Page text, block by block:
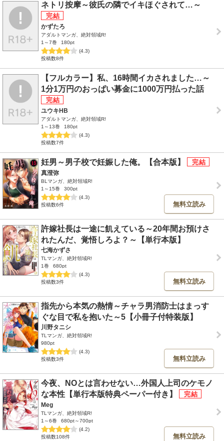
ネトリ按摩～彼氏の隣でイキほぐされて…～
かずたろ
アダルトマンガ、絶対領域R!
1～7巻
180pt
(4.3)
投稿数8件
【フルカラー】私、16時間イカされました…～
1分1万円のおっぱい募金に1000万円払った話
ユウキHB
アダルトマンガ、絶対領域R!
1～13巻
180pt
(4.3)
投稿数7件
妊男～男子校で妊娠した俺。【合本版】
真澄弥
BLマンガ、絶対領域R!
1～15巻
300pt
(4.3)
投稿数6件
無料立読み
許嫁社長は一途に飢えている～20年間お預けさ
れたんだ、覚悟しろよ？～【単行本版】
七海かずさ
TLマンガ、絶対領域R!
1巻
680pt
(4.3)
投稿数3件
無料立読み
指先から本気の熱情～チャラ男消防士はまっす
ぐな目で私を抱いた～5【小冊子付特装版】
川野タニシ
TLマンガ、絶対領域R!
980pt
(4.3)
投稿数3件
無料立読み
今夜、NOとは言わせない…外国人上司のケモノ
な本性【単行本版特典ペーパー付き】
Meg
TLマンガ、絶対領域R!
1～6巻
680pt～700pt
(4.2)
投稿数108件
無料立読み